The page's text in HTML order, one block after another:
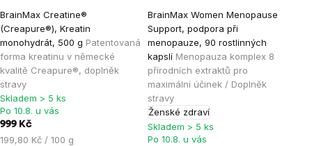
BrainMax Creatine®
(Creapure®), Kreatin
monohydrát, 500 g Patentovaná
forma kreatinu v německé
kvalitě Creapure®, doplněk
stravy
hodnocení
produktu
je
4,9
z
5
hvězdiček.
Skladem > 5 ks
Po 10.8. u vás
999 Kč
Měrná
199,80 Kč / 100 g
BrainMax Women Menopause
Support, podpora při
menopauze, 90 rostlinných
kapslí Menopauza komplex 8
přírodních extraktů pro
maximální účinek / Doplněk
stravy
Ženské zdraví
hodnocení
produktu
je
4,9
z
5
hvězdiček.
Skladem > 5 ks
Po 10.8. u vás